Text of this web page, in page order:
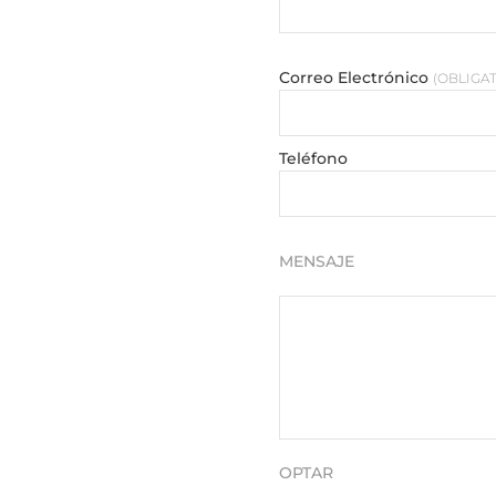
Correo Electrónico
Teléfono
MENSAJE
OPTAR